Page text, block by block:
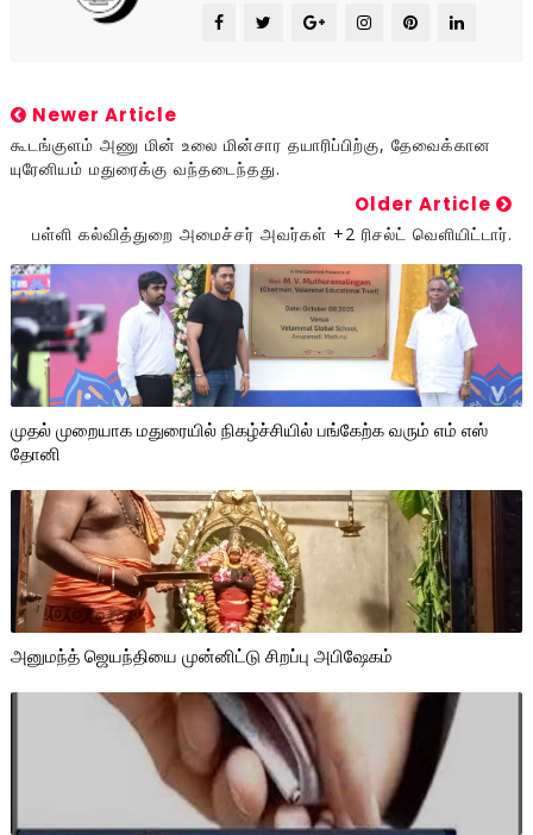
Newer Article
கூடங்குளம் அணு மின் உலை மின்சார தயாரிப்பிற்கு, தேவைக்கான
யுரேனியம் மதுரைக்கு வந்தடைந்தது.
Older Article
பள்ளி கல்வித்துறை அமைச்சர் அவர்கள் +2 ரிசல்ட் வெளியிட்டார்.
முதல் முறையாக மதுரையில் நிகழ்ச்சியில் பங்கேற்க வரும் எம் எஸ்
தோனி
அனுமந்த் ஜெயந்தியை முன்னிட்டு சிறப்பு அபிஷேகம்